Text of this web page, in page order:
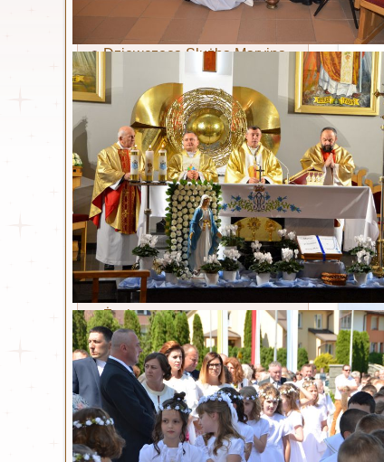
Ruch Światło - Oaza
Dziewczęca Służba Maryjna
Żywy Różaniec
Akcja Katolicka
Wspólnota dla Intronizacji
NSPJ
Stowarzyszenie Krwi
Chrystusa
Legion Maryi
Koła koronkowe
Św. Siostra Faustyna
Życiorys
Dzienniczek
Litania
Nowenna
Odpust zupełny
Miłosierdzie Boże